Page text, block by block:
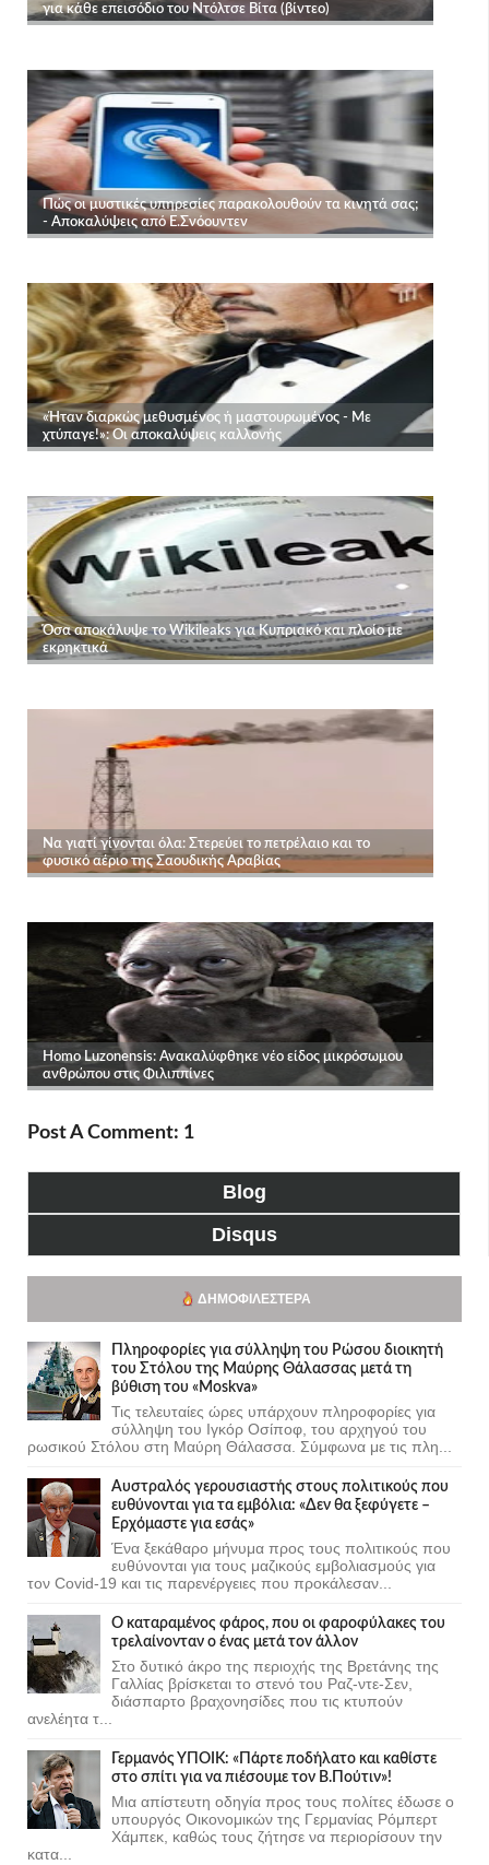
Post A Comment: 1
Blog
Disqus
ΔΗΜΟΦΙΛΈΣΤΕΡΑ
Πληροφορίες για σύλληψη του Ρώσου διοικητή
του Στόλου της Mαύρης Θάλασσας μετά τη
βύθιση του «Moskva»
Τις τελευταίες ώρες υπάρχουν πληροφορίες για
σύλληψη του Ιγκόρ Οσίποφ, του αρχηγού του
ρωσικού Στόλου στη Μαύρη Θάλασσα. Σύμφωνα με τις πλη...
Αυστραλός γερουσιαστής στους πολιτικούς που
ευθύνονται για τα εμβόλια: «Δεν θα ξεφύγετε –
Ερχόμαστε για εσάς»
Ένα ξεκάθαρο μήνυμα προς τους πολιτικούς που
ευθύνονται για τους μαζικούς εμβολιασμούς για
τον Covid-19 και τις παρενέργειες που προκάλεσαν...
Ο καταραμένος φάρος, που οι φαροφύλακες του
τρελαίνονταν ο ένας μετά τον άλλον
Στο δυτικό άκρο της περιοχής της Βρετάνης της
Γαλλίας βρίσκεται το στενό του Ραζ-ντε-Σεν,
διάσπαρτο βραχονησίδες που τις κτυπούν
ανελέητα τ...
Γερμανός ΥΠΟΙΚ: «Πάρτε ποδήλατο και καθίστε
στο σπίτι για να πιέσουμε τον Β.Πούτιν»!
Μια απίστευτη οδηγία προς τους πολίτες έδωσε ο
υπουργός Οικονομικών της Γερμανίας Ρόμπερτ
Χάμπεκ, καθώς τους ζήτησε να περιορίσουν την
κατα...